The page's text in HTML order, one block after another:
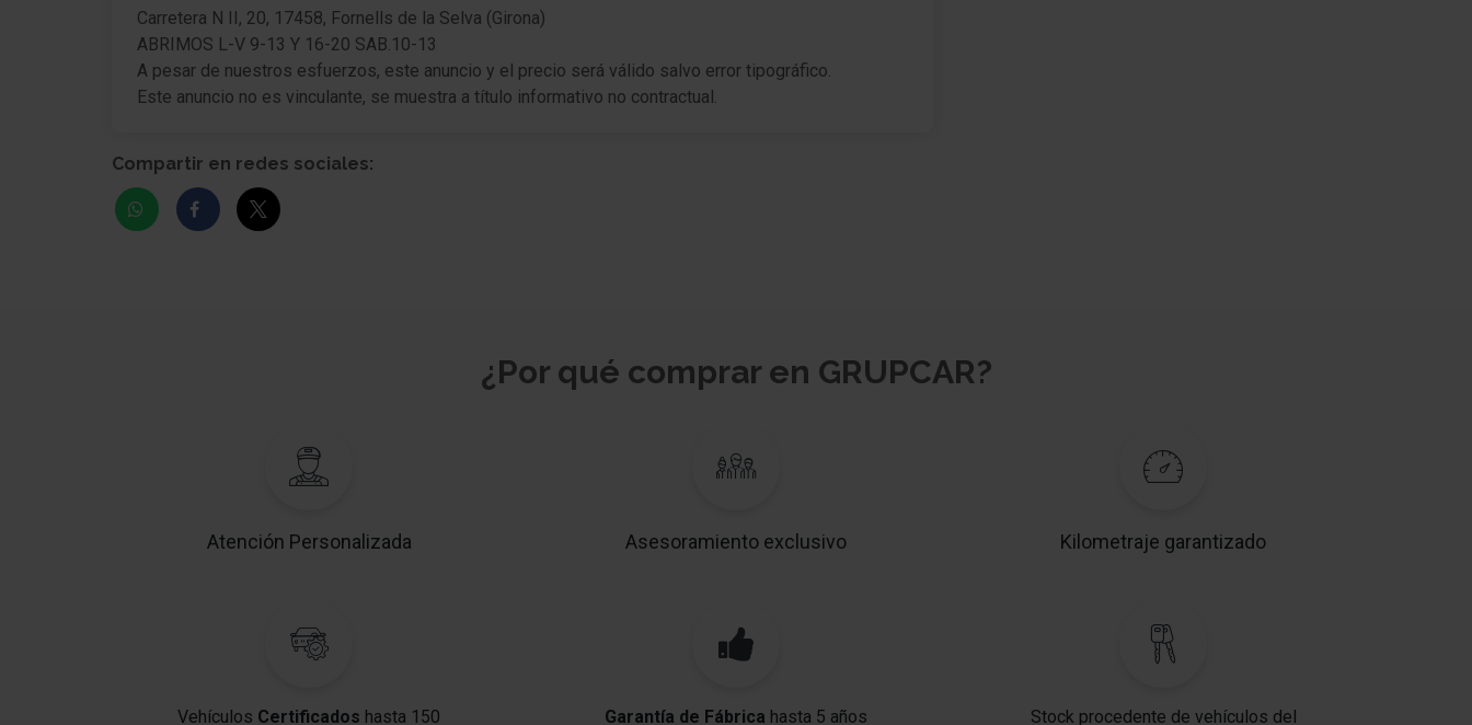
Carretera N II, 20, 17458, Fornells de la Selva (Girona)
ABRIMOS L-V 9-13 Y 16-20 SAB.10-13
A pesar de nuestros esfuerzos, este anuncio y el precio será válido salvo error tipográfico.
Este anuncio no es vinculante, se muestra a título informativo no contractual.
Compartir en redes sociales:
¿Por qué comprar en GRUPCAR?
Atención Personalizada Asesoramiento exclusivo Kilometraje garantizado
Vehículos Certificados hasta 150
Garantía de Fábrica hasta 5 años
Stock procedente de vehículos del